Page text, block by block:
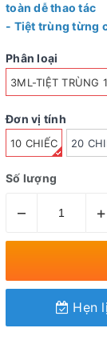
toàn dễ thao tác
- Tiệt trùng từng
Phân loại
3ML-TIỆT TRÙNG
Đơn vị tính
10 CHIẾC 20
Số lượng
– +
Hẹn